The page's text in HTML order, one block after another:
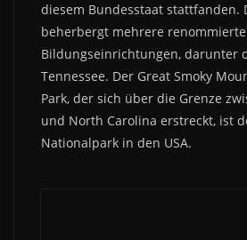
diesem Bundesstaat stattfanden.
beherbergt mehrere renommierte
Bildungseinrichtungen, darunter
Tennessee. Der Great Smoky
Park, der sich über die Grenze
und North Carolina erstreckt, ist
Nationalpark in den USA.